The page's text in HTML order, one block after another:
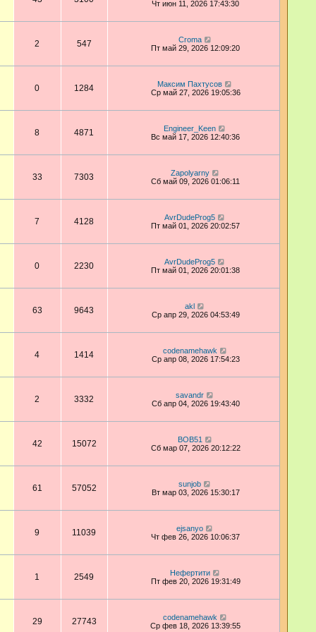
Чт июн 11, 2026 17:43:30
2 547
Croma
Пт май 29, 2026 12:09:20
0 1284
Максим Пахтусов
Ср май 27, 2026 19:05:36
8 4871
Engineer_Keen
Вс май 17, 2026 12:40:36
33 7303
Zapolyarny
Сб май 09, 2026 01:06:11
7 4128
AvrDudeProg5
Пт май 01, 2026 20:02:57
0 2230
AvrDudeProg5
Пт май 01, 2026 20:01:38
63 9643
akl
Ср апр 29, 2026 04:53:49
4 1414
codenamehawk
Ср апр 08, 2026 17:54:23
2 3332
savandr
Сб апр 04, 2026 19:43:40
42 15072
BOB51
Сб мар 07, 2026 20:12:22
61 57052
sunjob
Вт мар 03, 2026 15:30:17
9 11039
ejsanyo
Чт фев 26, 2026 10:06:37
1 2549
Нефертити
Пт фев 20, 2026 19:31:49
29 27743
codenamehawk
Ср фев 18, 2026 13:39:55